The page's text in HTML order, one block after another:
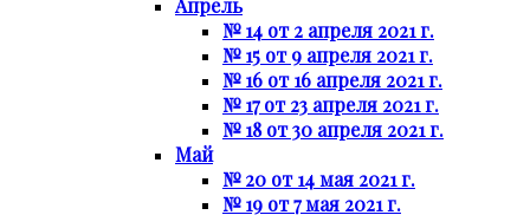
Апрель
№ 14 от 2 апреля 2021 г.
№ 15 от 9 апреля 2021 г.
№ 16 от 16 апреля 2021 г.
№ 17 от 23 апреля 2021 г.
№ 18 от 30 апреля 2021 г.
Май
№ 20 от 14 мая 2021 г.
№ 19 от 7 мая 2021 г.